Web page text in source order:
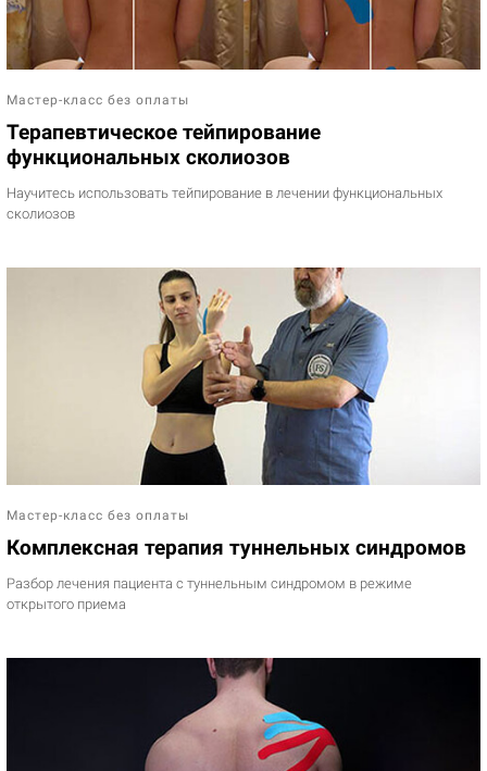
Мастер-класс без оплаты
Терапевтическое тейпирование
функциональных сколиозов
Научитесь использовать тейпирование в лечении функциональных
сколиозов
Мастер-класс без оплаты
Комплексная терапия туннельных синдромов
Разбор лечения пациента с туннельным синдромом в режиме
открытого приема